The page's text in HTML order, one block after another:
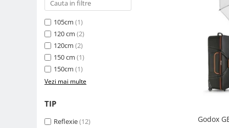
Accesorii Aparate Digitale
Carduri memorie, Cititoare
Carduri memorie
Cititoare carduri
Huse protectie card memorie
LCD protectie
Recordere audio digitale
105cm (1)
120 cm (2)
120cm (2)
150 cm (1)
150cm (1)
Vezi mai multe
TIP
Reflexie(12)
Godox